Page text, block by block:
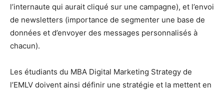
l’internaute qui aurait cliqué sur une campagne), et l’envoi
de newsletters (importance de segmenter une base de
données et d’envoyer des messages personnalisés à
chacun).
Les étudiants du MBA Digital Marketing Strategy de
l’EMLV doivent ainsi définir une stratégie et la mettent en